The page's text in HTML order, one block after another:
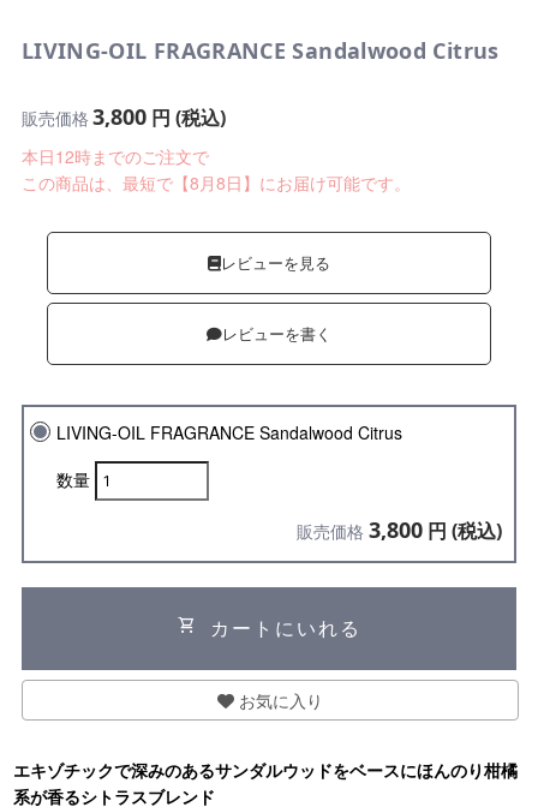
LIVING-OIL FRAGRANCE Sandalwood Citrus
販売価格 3,800円 (税込)
本日12時までのご注文で
この商品は、最短で【8月8日】にお届け可能です。
レビューを見る
レビューを書く
LIVING-OIL FRAGRANCE Sandalwood Citrus
数量
販売価格 3,800 円 (税込)
shopping_cart カートにいれる
お気に入り
エキゾチックで深みのあるサンダルウッドをベースにほんのり柑橘
系が香るシトラスブレンド